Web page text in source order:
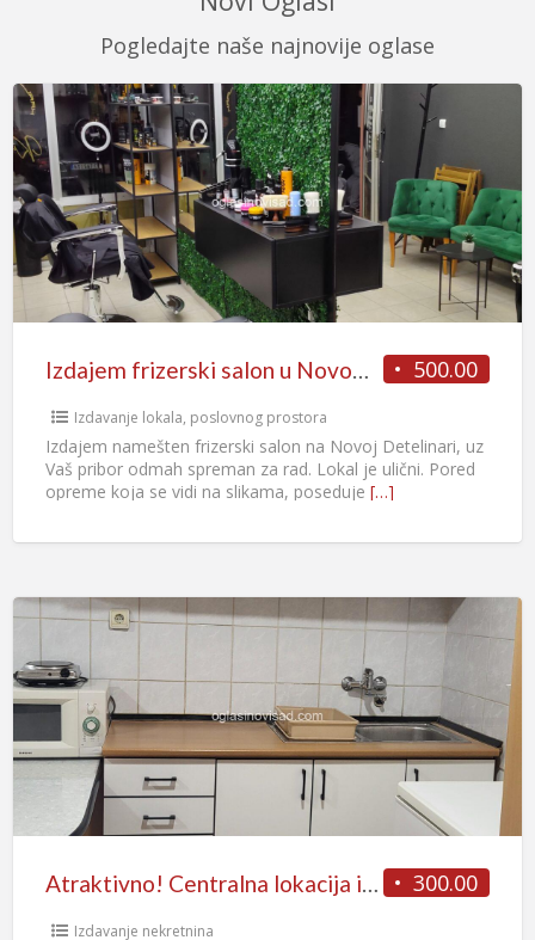
Pogledajte naše najnovije oglase
500.00
Izdajem frizerski salon u Novom Sadu na Novoj Detelinari
Izdavanje lokala, poslovnog prostora
Izdajem namešten frizerski salon na Novoj Detelinari, uz
Vaš pribor odmah spreman za rad. Lokal je ulični. Pored
opreme koja se vidi na slikama, poseduje […]
300.00
Atraktivno! Centralna lokacija iza socijalnog a tiho i udobno za zivot.
Izdavanje nekretnina